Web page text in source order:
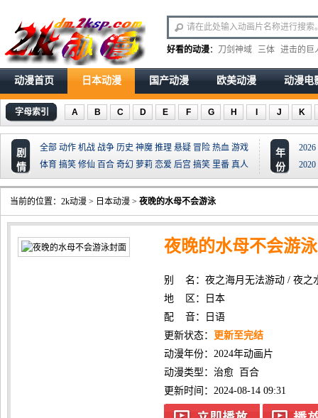
好看的动漫： 刀剑神域 三体 进击的巨
动漫首页 日本动漫 国产动漫 欧美动漫 动漫电
字母索引 A B C D E F G H J K
剧
情
全部 动作 机战 战争 历史 神魔 推理 悬疑 冒险 热血 游戏
体育 搞笑 修仙 百合 奇幻 萝莉 恋爱 后宫 搞笑 里番 真人
年
份
2026
2020
当前的位置： 2k动漫 > 日本动漫 > 夜晚的水母不会游泳
夜晚的水母不会游泳
别 名：夜之海月无法游动 / 夜之
地 区：日本
配 音：日语
更新状态：
更新至完结
动漫年份： 2024年动画片
动漫类型： 治愈
百合
更新时间：2024-08-14 09:31